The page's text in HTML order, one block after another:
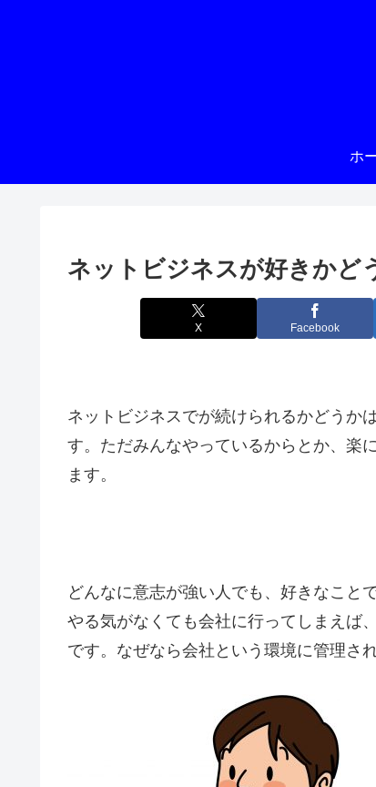
ホ
ネットビジネスが好きかど
X Facebook
ネットビジネスでが続けられるかどうか
す。ただみんなやっているからとか、楽
ます。
どんなに意志が強い人でも、好きなこと
やる気がなくても会社に行ってしまえば
です。なぜなら会社という環境に管理さ